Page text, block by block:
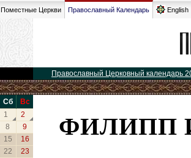
Поместные Церкви Православный Календарь English
Православный Церковный календарь
Сб
Вс
1
2
8
9
15
16
22
23
ФИЛИПП